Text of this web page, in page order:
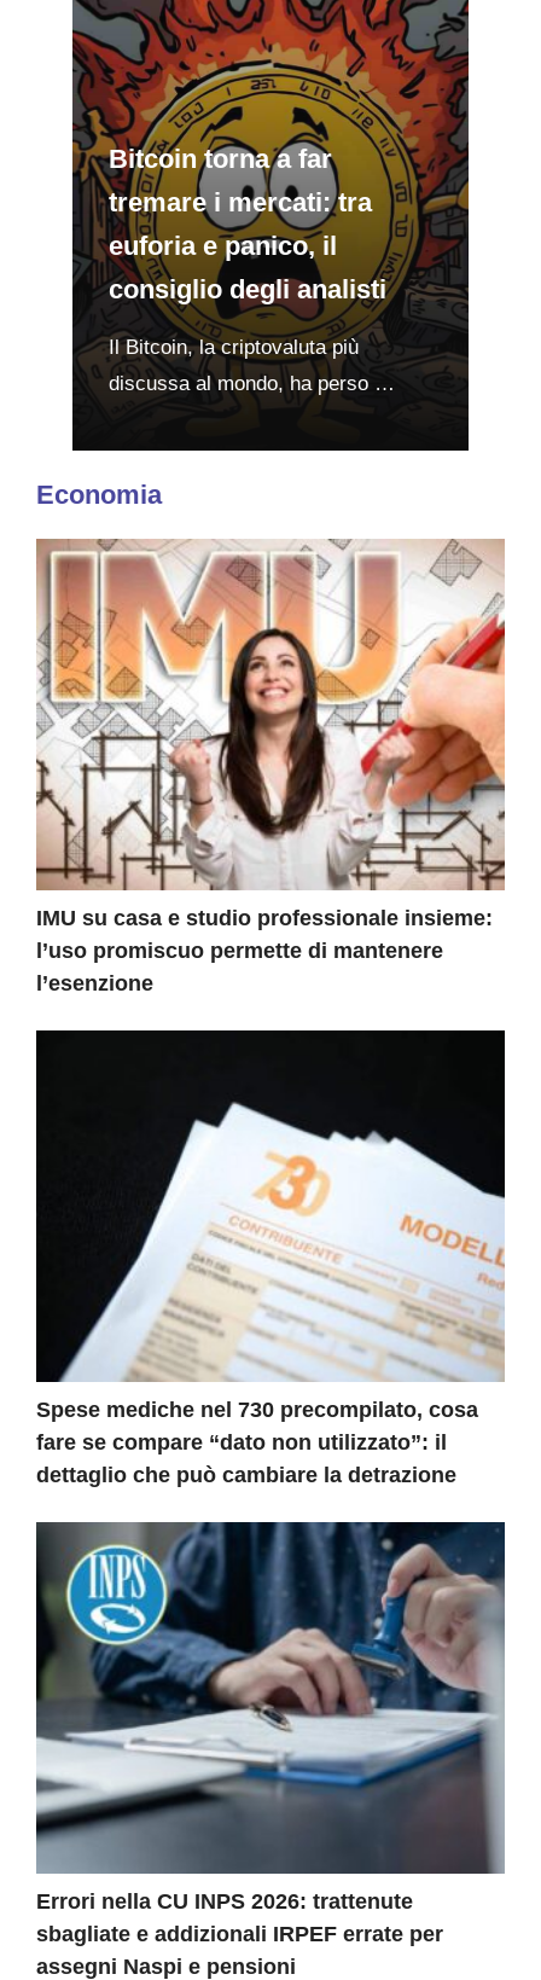
Bitcoin torna a far
tremare i mercati: tra
euforia e panico, il
consiglio degli analisti
Il Bitcoin, la criptovaluta più
discussa al mondo, ha perso …
Economia
IMU su casa e studio professionale insieme:
l’uso promiscuo permette di mantenere
l’esenzione
Spese mediche nel 730 precompilato, cosa
fare se compare “dato non utilizzato”: il
dettaglio che può cambiare la detrazione
Errori nella CU INPS 2026: trattenute
sbagliate e addizionali IRPEF errate per
assegni Naspi e pensioni